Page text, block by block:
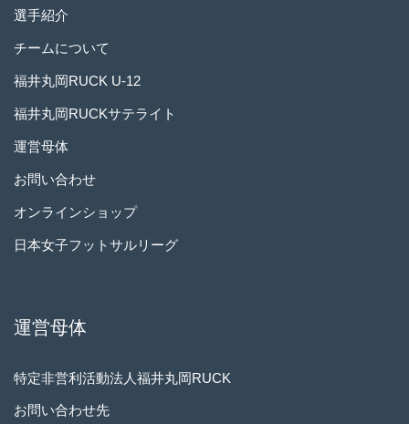
選手紹介
チームについて
福井丸岡RUCK U-12
福井丸岡RUCKサテライト
運営母体
お問い合わせ
オンラインショップ
日本女子フットサルリーグ
運営母体
特定非営利活動法人福井丸岡RUCK
お問い合わせ先